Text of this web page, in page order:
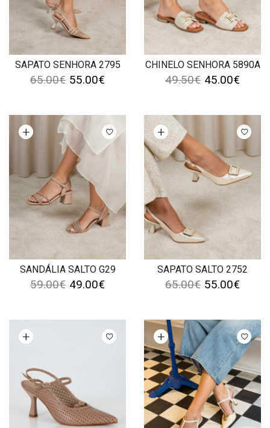
SAPATO SENHORA 2795
65.00€ 55.00€
CHINELO SENHORA 5890A
49.50€ 45.00€
SANDÁLIA SALTO G29
opções
59.00€ 49.00€
SAPATO SALTO 2752
Ver opções
65.00€ 55.00€
opções Ver opções